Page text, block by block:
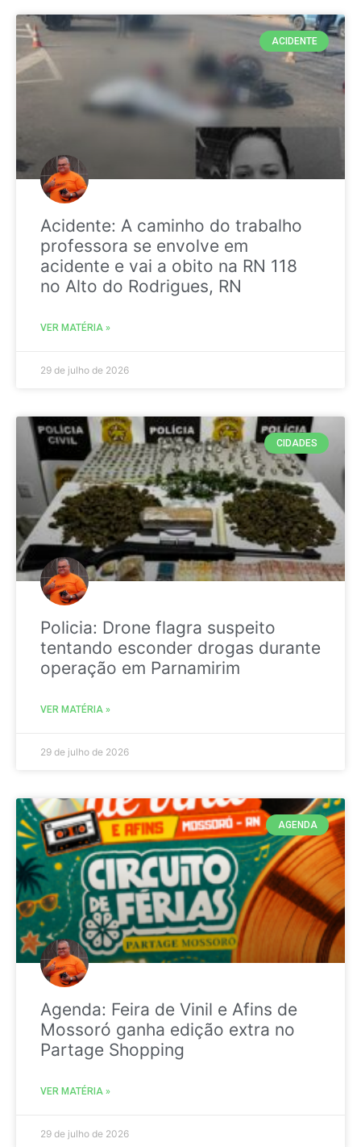
ACIDENTE
Acidente: A caminho do trabalho
professora se envolve em
acidente e vai a obito na RN 118
no Alto do Rodrigues, RN
VER MATÉRIA »
29 de julho de 2026
CIDADES
Policia: Drone flagra suspeito
tentando esconder drogas durante
operação em Parnamirim
VER MATÉRIA »
29 de julho de 2026
AGENDA
Agenda: Feira de Vinil e Afins de
Mossoró ganha edição extra no
Partage Shopping
VER MATÉRIA »
29 de julho de 2026